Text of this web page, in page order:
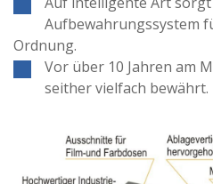
Aufbewahrungssystem
Ordnung.
Vor über 10 Jahren am
seither vielfach bewährt.